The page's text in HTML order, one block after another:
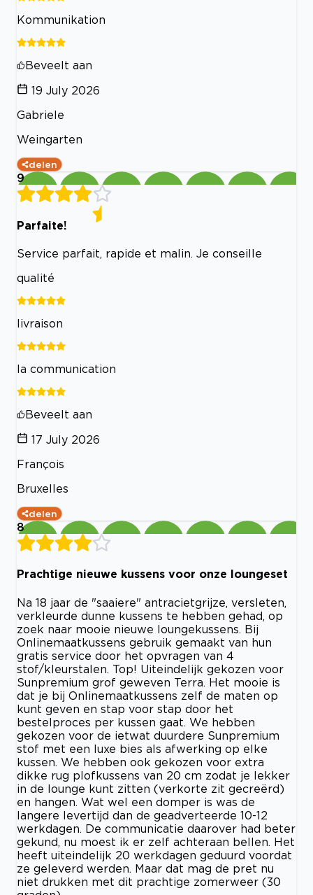
Kommunikation
Beveelt aan
19 July 2026
Gabriele
Weingarten
delen
9
Parfaite!
Service parfait, rapide et malin. Je conseille
qualité
livraison
la communication
Beveelt aan
17 July 2026
François
Bruxelles
delen
8
Prachtige nieuwe kussens voor onze loungeset
Na 18 jaar de "saaiere" antracietgrijze, versleten,
verkleurde dunne kussens te hebben gehad, op
zoek naar mooie nieuwe loungekussens. Bij
Onlinemaatkussens gebruik gemaakt van hun
gratis service door het opvragen van 4
stof/kleurstalen. Top! Uiteindelijk gekozen voor
Sunpremium grof geweven Terra. Het mooie is
dat je bij Onlinemaatkussens zelf de maten op
kunt geven en stap voor stap door het
bestelproces per kussen gaat. We hebben
gekozen voor de ietwat duurdere Sunpremium
stof met een luxe bies als afwerking op elke
kussen. We hebben ook gekozen voor extra
dikke rug plofkussens van 20 cm zodat je lekker
in de lounge kunt zitten (verkorte zit gecreërd)
en hangen. Wat wel een domper is was de
langere levertijd dan de geadverteerde 10-12
werkdagen. De communicatie daarover had beter
gekund, nu moest ik er zelf achteraan bellen. Het
heeft uiteindelijk 20 werkdagen geduurd voordat
ze geleverd werden. Maar dat mag de pret nu
niet drukken met dit prachtige zomerweer (30